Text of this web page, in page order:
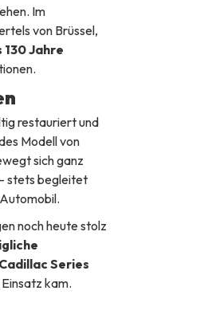
Im
von Brüssel,
130 Jahre
restauriert und
Modell von
sich ganz
stets begleitet
noch heute stolz
Cadillac Series
kam.